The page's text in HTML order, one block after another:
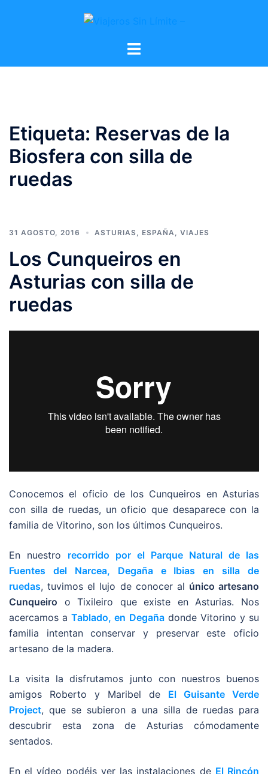
Etiqueta: Reservas de la
Biosfera con silla de
ruedas
31 AGOSTO, 2016 ASTURIAS ESPAÑA VIAJES
Los Cunqueiros en
Asturias con silla de
ruedas
Conocemos el oficio de los Cunqueiros en Asturias
con silla de ruedas, un oficio que desaparece con la
familia de Vitorino, son los últimos Cunqueiros.
En nuestro recorrido por el Parque Natural de las
Fuentes del Narcea, Degaña e Ibias en silla de
ruedas, tuvimos el lujo de conocer al único artesano
Cunqueiro o Tixileiro que existe en Asturias. Nos
acercamos aTablado, en Degañadonde Vitorino y su
familia intentan conservar y preservar este oficio
artesano de la madera.
La visita la disfrutamos junto con nuestros buenos
amigos Roberto y Maribel de El Guisante Verde
Project, que se subieron a una silla de ruedas para
descubrir esta zona de Asturias cómodamente
sentados.
En el vídeo podéis ver las instalaciones de El Rincón